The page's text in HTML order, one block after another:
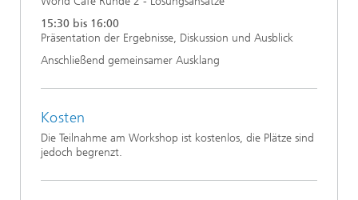
15:30 bis 16:00
Präsentation der Ergebnisse, Diskussion und Ausblick
Anschließend gemeinsamer Ausklang
Kosten
Die Teilnahme am Workshop ist kostenlos, die Plätze sind
jedoch begrenzt.